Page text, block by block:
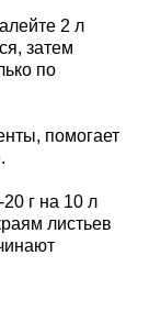
2 л
затем
по
помогает
г на 10 л
листьев